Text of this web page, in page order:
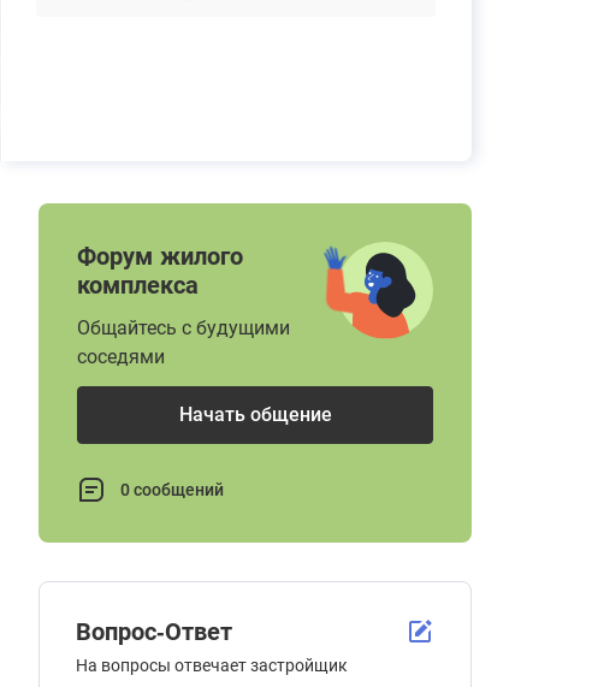
Форум жилого
комплекса
Общайтесь с будущими
соседями
Начать общение
0 сообщений
Вопрос-Ответ
На вопросы отвечает застройщик